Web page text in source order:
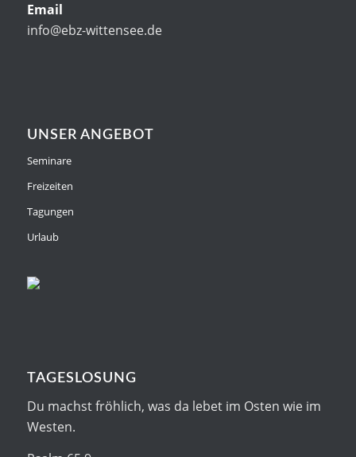
Email
info@ebz-wittensee.de
UNSER ANGEBOT
Seminare
Freizeiten
Tagungen
Urlaub
TAGESLOSUNG
Du machst fröhlich, was da lebet im Osten wie im
Westen.